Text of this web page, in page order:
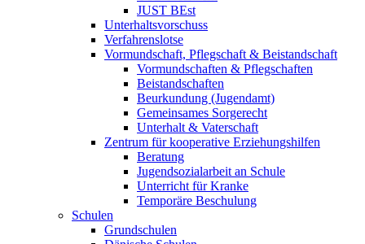
JUST BEst
Unterhaltsvorschuss
Verfahrenslotse
Vormundschaft, Pflegschaft & Beistandschaft
Vormundschaften & Pflegschaften
Beistandschaften
Beurkundung (Jugendamt)
Gemeinsames Sorgerecht
Unterhalt & Vaterschaft
Zentrum für kooperative Erziehungshilfen
Beratung
Jugendsozialarbeit an Schule
Unterricht für Kranke
Temporäre Beschulung
Schulen
Grundschulen